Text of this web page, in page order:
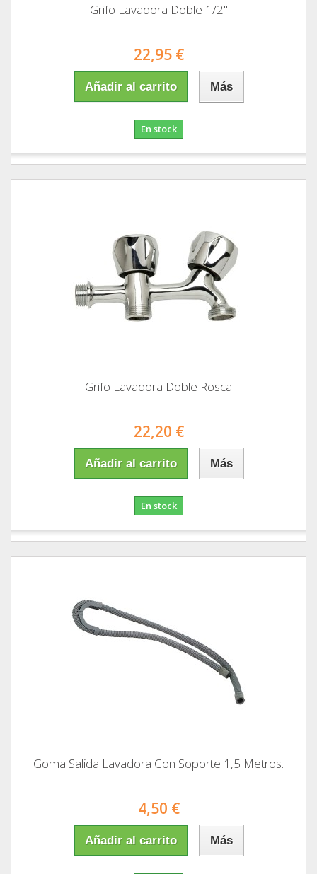
Grifo Lavadora Doble 1/2"
22,95 €
Añadir al carrito Más
En stock
Grifo Lavadora Doble Rosca
22,20 €
Añadir al carrito Más
En stock
Goma Salida Lavadora Con Soporte 1,5 Metros.
4,50 €
Añadir al carrito Más